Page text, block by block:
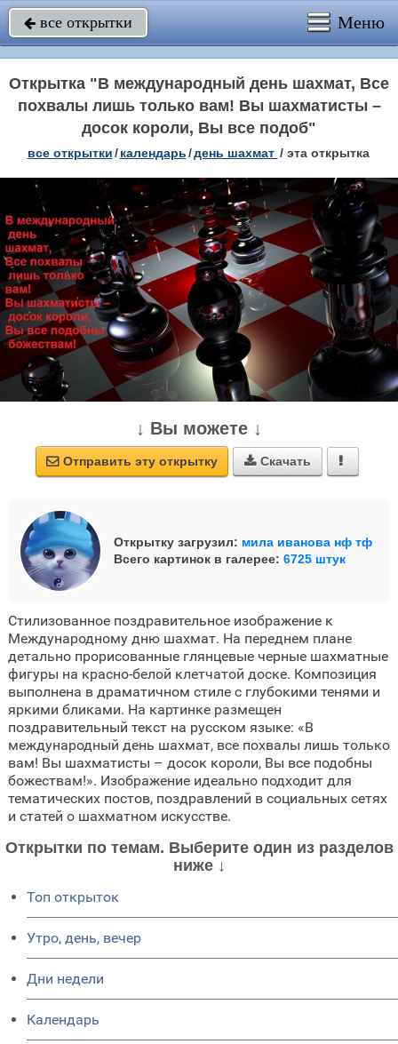
 все открытки Меню
Открытка "В международный день шахмат, Все
похвалы лишь только вам! Вы шахматисты –
досок короли, Вы все подоб"
все открытки/ календарь/день шахмат / эта открытка
↓ Вы можете ↓
 Отправить эту открытку  Скачать 
Открытку загрузил: мила иванова нф тф
Всего картинок в галерее: 6725 штук
Стилизованное поздравительное изображение к
Международному дню шахмат. На переднем плане
детально прорисованные глянцевые черные шахматные
фигуры на красно-белой клетчатой доске. Композиция
выполнена в драматичном стиле с глубокими тенями и
яркими бликами. На картинке размещен
поздравительный текст на русском языке: «В
международный день шахмат, все похвалы лишь только
вам! Вы шахматисты – досок короли, Вы все подобны
божествам!». Изображение идеально подходит для
тематических постов, поздравлений в социальных сетях
и статей о шахматном искусстве.
Открытки по темам. Выберите один из разделов
ниже ↓
Топ открыток
Утро, день, вечер
Дни недели
Календарь